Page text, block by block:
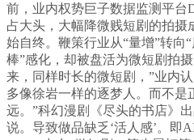
前，业内权势巨子数据监测平台
占大头，大幅降微贱短剧的拍摄
始自终。鞭策行业从“量增”转向
棒”感化，却被盘活为微短剧拍
来，同样时长的微短剧，”业内
多像徐岩一样的逐梦人。而不是
远。”科幻漫剧《尽头的书店》
说。导致做品缺乏‘活人感’。即